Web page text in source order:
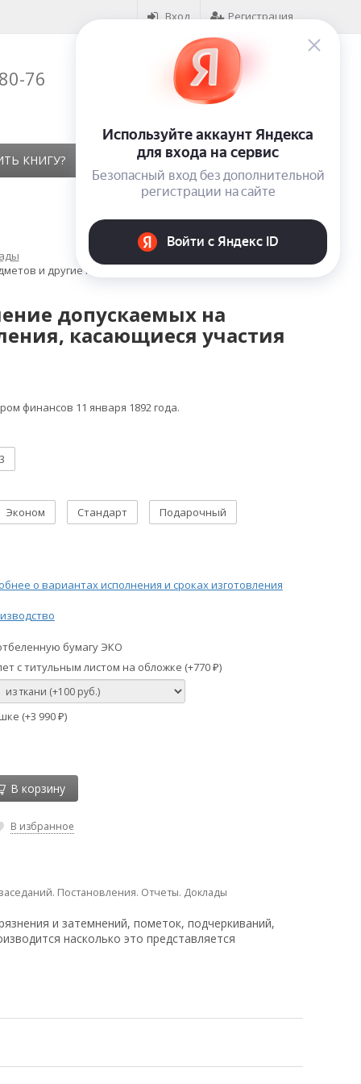
Вход Регистрация
76 Корзина ( 0)
на сумму0₽
КНИГУ? КОНТАКТЫ ОТЗЫВЫ
и другие постановления, касающиеся участия
допускаемых на
касающиеся участия
финансов 11 января 1892 года.
Эконом Стандарт Подарочный
о вариантах исполнения и сроках изготовления
бумагу ЭКО
с титульным листом на обложке (+770 ₽)
(+3 990 ₽)
В корзину
В избранное
Постановления. Отчеты. Доклады
и затемнений, пометок, подчеркиваний,
насколько это представляется